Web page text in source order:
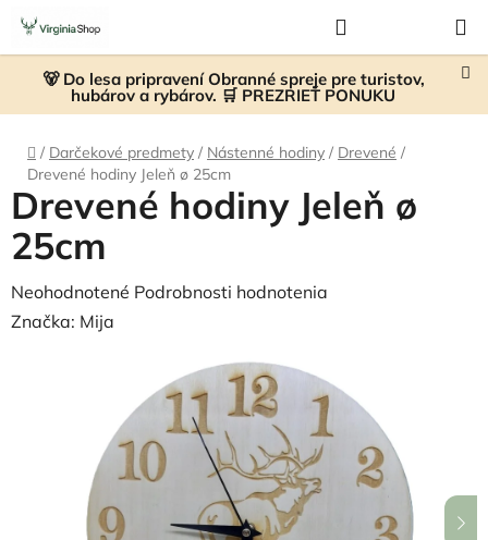
Prejsť
obsah
🐻 Do lesa pripravení Obranné spreje pre turistov,
hubárov a rybárov. 🛒 PREZRIEŤ PONUKU
KOŠÍK
Domov
/ Darčekové predmety / Nástenné hodiny / Drevené /
Drevené hodiny Jeleň ø 25cm
Drevené hodiny Jeleň ø
25cm
Priemerné
hodnotenie
hviezdičiek.
Neohodnotené Podrobnosti hodnotenia
Značka: Mija